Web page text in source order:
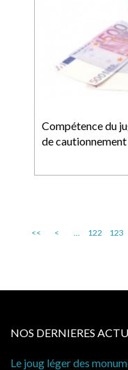
Compétence du
de cautionnement
<< < ... 122 123
NOS DERNIERES